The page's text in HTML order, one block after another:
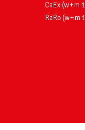
CaEx (w+m
RaRo (w+m